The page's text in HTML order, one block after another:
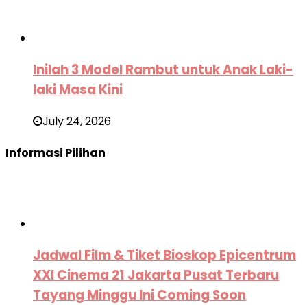
Inilah 3 Model Rambut untuk Anak Laki-
laki Masa Kini
July 24, 2026
Informasi Pilihan
Jadwal Film & Tiket Bioskop Epicentrum
XXI Cinema 21 Jakarta Pusat Terbaru
Tayang Minggu Ini Coming Soon